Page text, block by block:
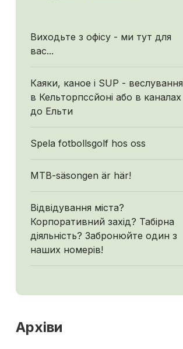
Виходьте з офісу - ми тут для
вас...
Каяки, каное і SUP - веслування
в Кельторпссйоні або в каналах
до Ельти
Spela fotbollsgolf hos oss
MTB-säsongen är här!
Відвідування міста?
Корпоративний захід? Табірна
діяльність? Забронюйте один з
наших номерів!
Архіви